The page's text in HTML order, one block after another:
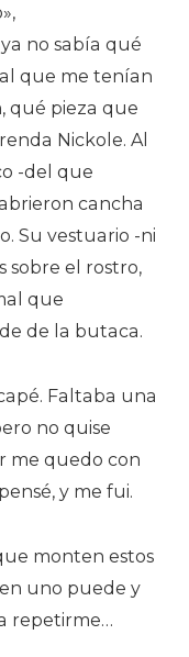
no sabía qué
que me tenían
qué pieza que
Nickole. Al
-del que
cancha
Su vestuario -ni
sobre el rostro,
que
de la butaca.
Faltaba una
no quise
me quedo con
y me fui.
monten estos
en uno puede y
repetirme…